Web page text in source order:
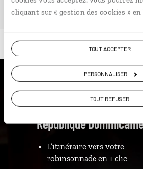
cliquant sur « gestion des cookies » en
TOUT ACCEPTER
PERSONNALISER
TOUT REFUSER
Luciole,
l'appli qui vous guide en
République Dominicaine
L’itinéraire vers votre
robinsonnade en 1 clic